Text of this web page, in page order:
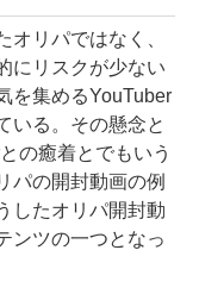
リパではなく、
にリスクが少ない
を集めるYouTuber
いる。その懸念と
の癒着とでもいう
パの開封動画の例
したオリパ開封動
ンツの一つとなっ